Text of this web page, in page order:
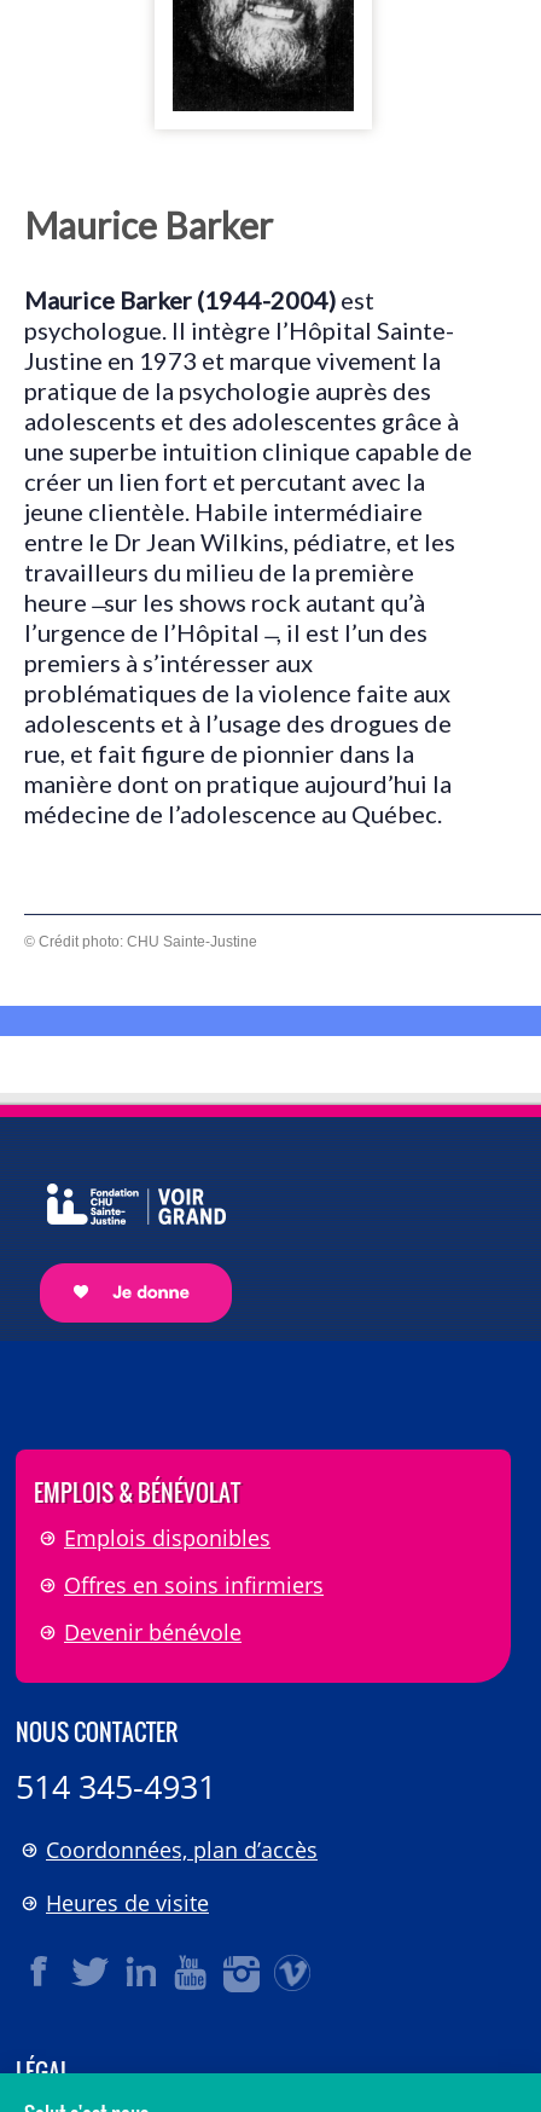
Maurice Barker
Maurice Barker (1944-2004) est
psychologue. Il intègre l’Hôpital Sainte-
Justine en 1973 et marque vivement la
pratique de la psychologie auprès des
adolescents et des adolescentes grâce à
une superbe intuition clinique capable de
créer un lien fort et percutant avec la
jeune clientèle. Habile intermédiaire
entre le Dr Jean Wilkins, pédiatre, et les
travailleurs du milieu de la première
heure ̶ sur les shows rock autant qu’à
l’urgence de l’Hôpital ̶ , il est l’un des
premiers à s’intéresser aux
problématiques de la violence faite aux
adolescents et à l’usage des drogues de
rue, et fait figure de pionnier dans la
manière dont on pratique aujourd’hui la
médecine de l’adolescence au Québec.
© Crédit photo: CHU Sainte-Justine
EMPLOIS & BÉNÉVOLAT
Emplois disponibles
Offres en soins infirmiers
Devenir bénévole
NOUS CONTACTER
514 345-4931
Coordonnées, plan d’accès
Heures de visite
LÉGAL